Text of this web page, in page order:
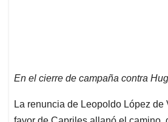
En el cierre de campaña contra
La renuncia de Leopoldo López de